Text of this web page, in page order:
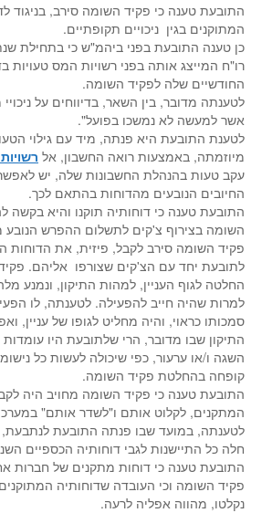
התובעת טענה כי פקיד השומה סירב, בניגוד
המתוקנים בגין ניכויים תקופתיים.
רו"ח המייצג אותה בפני רשויות המס טעויות
החודשיים שלה לפקיד השומה.
לטענתה מדובר, בין השאר, בדיווחים על
אשר למעשה לא נמשכו בפועל".
לטענת התובעת היא פנתה, מיד עם גילוי
מיוזמתה, באמצעות רואה החשבון, אל
עקב טעות בהנהלת החשבונות שלה, יש
החיובים הנובעים מהדוחות בהתאם לכך.
התובעת טענה כי דוחותיה תוקנו והיא בקשה
השומה בצירוף צ'קים לתשלום ההפרש הנובע
פקיד השומה סירב לקבל, פיזית, את הדוחות
לתובעת יחד עם הצ'קים שצורפו אליהם.
החלטה לגוף העניין, למהות התיקון, ונמנע
למרות שהיה חייב להפעילה. לטענתה, לו
סמכותו כראוי, והיה מחליט לגופו של עניין,
התיקון שבו מדובר, הרי שלתובעת היו
השגה ו/או ערעור, כפי שיכולה לעשות כל
קופחה בהחלטת פקיד השומה.
התובעת טענה כי פקיד השומה מחויב היה
המתקנים, לקלוט אותם ו"לשדר אותם"
חלה כל התיישנות לגבי דוחותיה הכספיים
התובעת טענה כי דוחות מתקנים של חברות
פקיד השומה וכי העובדה שדוחותיה
נקלטו, מהווה אפליה לרעה.